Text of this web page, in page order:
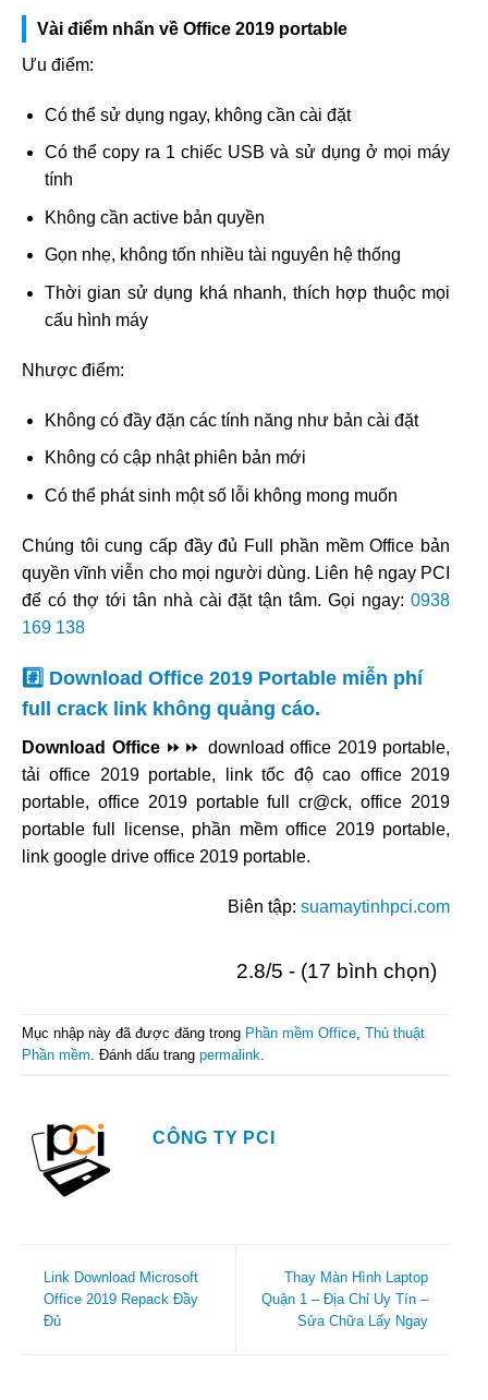
Vài điểm nhấn về Office 2019 portable
Ưu điểm:
Có thể sử dụng ngay, không cần cài đặt
Có thể copy ra 1 chiếc USB và sử dụng ở mọi máy
tính
Không cần active bản quyền
Gọn nhẹ, không tốn nhiều tài nguyên hệ thống
Thời gian sử dụng khá nhanh, thích hợp thuộc mọi
cấu hình máy
Nhược điểm:
Không có đầy đặn các tính năng như bản cài đặt
Không có cập nhật phiên bản mới
Có thể phát sinh một số lỗi không mong muốn
Chúng tôi cung cấp đầy đủ Full phần mềm Office bản
quyền vĩnh viễn cho mọi người dùng. Liên hệ ngay PCI
để có thợ tới tân nhà cài đặt tận tâm. Gọi ngay: 0938
169 138
#️⃣ Download Office 2019 Portable miễn phí
full crack link không quảng cáo.
Download Office⏩⏩ download office 2019 portable,
tải office 2019 portable, link tốc độ cao office 2019
portable, office 2019 portable full cr@ck, office 2019
portable full license, phần mềm office 2019 portable,
link google drive office 2019 portable.
Biên tập: suamaytinhpci.com
2.8/5 - (17 bình chọn)
Mục nhập này đã được đăng trong Phần mềm Office Thủ thuật
Phần mềm . Đánh dấu trang permalink
CÔNG TY PCI
Link Download Microsoft
Office 2019 Repack Đầy
Đủ
Thay Màn Hình Laptop
Quận 1 – Địa Chỉ Uy Tín –
Sửa Chữa Lấy Ngay